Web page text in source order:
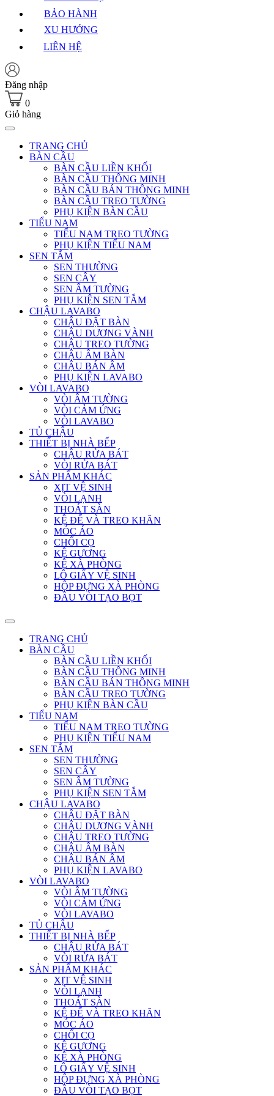
BẢO HÀNH
XU HƯỚNG
LIÊN HỆ
Đăng nhập
0
Giỏ hàng
TRANG CHỦ
BÀN CẦU
BÀN CẦU LIỀN KHỐI
BÀN CẦU THÔNG MINH
BÀN CẦU BÁN THÔNG MINH
BÀN CẦU TREO TƯỜNG
PHỤ KIỆN BÀN CẦU
TIỂU NAM
TIỂU NAM TREO TƯỜNG
PHỤ KIỆN TIỂU NAM
SEN TẮM
SEN THƯỜNG
SEN CÂY
SEN ÂM TƯỜNG
PHỤ KIỆN SEN TẮM
CHẬU LAVABO
CHẬU ĐẶT BÀN
CHẬU DƯƠNG VÀNH
CHẬU TREO TƯỜNG
CHẬU ÂM BÀN
CHẬU BÁN ÂM
PHỤ KIỆN LAVABO
VÒI LAVABO
VÒI ÂM TƯỜNG
VÒI CẢM ỨNG
VÒI LAVABO
TỦ CHẬU
THIẾT BỊ NHÀ BẾP
CHẬU RỬA BÁT
VÒI RỬA BÁT
SẢN PHẨM KHÁC
XỊT VỆ SINH
VÒI LẠNH
THOÁT SÀN
KỆ ĐỂ VÀ TREO KHĂN
MÓC ÁO
CHỔI CỌ
KỆ GƯƠNG
KỆ XÀ PHÒNG
LÔ GIẤY VỆ SINH
HỘP ĐỰNG XÀ PHÒNG
ĐẦU VÒI TẠO BỌT
TRANG CHỦ
BÀN CẦU
BÀN CẦU LIỀN KHỐI
BÀN CẦU THÔNG MINH
BÀN CẦU BÁN THÔNG MINH
BÀN CẦU TREO TƯỜNG
PHỤ KIỆN BÀN CẦU
TIỂU NAM
TIỂU NAM TREO TƯỜNG
PHỤ KIỆN TIỂU NAM
SEN TẮM
SEN THƯỜNG
SEN CÂY
SEN ÂM TƯỜNG
PHỤ KIỆN SEN TẮM
CHẬU LAVABO
CHẬU ĐẶT BÀN
CHẬU DƯƠNG VÀNH
CHẬU TREO TƯỜNG
CHẬU ÂM BÀN
CHẬU BÁN ÂM
PHỤ KIỆN LAVABO
VÒI LAVABO
VÒI ÂM TƯỜNG
VÒI CẢM ỨNG
VÒI LAVABO
TỦ CHẬU
THIẾT BỊ NHÀ BẾP
CHẬU RỬA BÁT
VÒI RỬA BÁT
SẢN PHẨM KHÁC
XỊT VỆ SINH
VÒI LẠNH
THOÁT SÀN
KỆ ĐỂ VÀ TREO KHĂN
MÓC ÁO
CHỔI CỌ
KỆ GƯƠNG
KỆ XÀ PHÒNG
LÔ GIẤY VỆ SINH
HỘP ĐỰNG XÀ PHÒNG
ĐẦU VÒI TẠO BỌT